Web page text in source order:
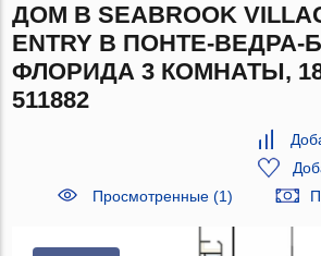
ДОМ В SEABROOK
ENTRY В ПОНТЕ-ВЕДРА-
ФЛОРИДА 3 КОМНАТЫ,
511882
Просмотренные (1)